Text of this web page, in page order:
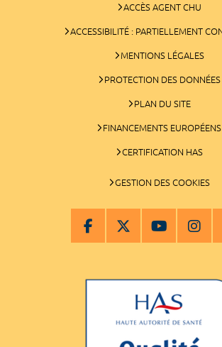
ACCÈS AGENT CHU
ACCESSIBILITÉ : PARTIELLEMENT
MENTIONS LÉGALES
PROTECTION DES DONNÉES
PLAN DU SITE
FINANCEMENTS EUROPÉENS
CERTIFICATION HAS
GESTION DES COOKIES